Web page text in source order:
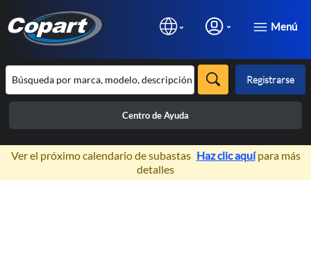
Menú
Registrarse
Centro de Ayuda
×
Ver el próximo calendario de subastas Haz clic aquípara más
detalles